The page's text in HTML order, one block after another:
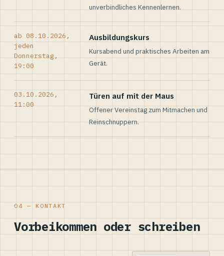
unverbindliches Kennenlernen.
ab 08.10.2026,
jeden
Donnerstag,
19:00
Ausbildungskurs
Kursabend und praktisches Arbeiten am
Gerät.
03.10.2026,
11:00
Türen auf mit der Maus
Offener Vereinstag zum Mitmachen und
Reinschnuppern.
04 — KONTAKT
Vorbeikommen oder schreiben